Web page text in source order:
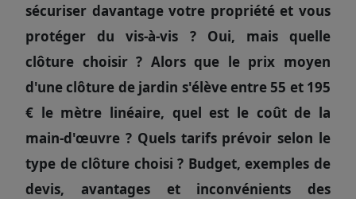
sécuriser davantage votre propriété et vous
protéger du vis-à-vis ? Oui, mais quelle
clôture choisir ? Alors que le prix moyen
d'une clôture de jardin s'élève entre 55 et 195
€ le mètre linéaire, quel est le coût de la
main-d'œuvre ? Quels tarifs prévoir selon le
type de clôture choisi ? Budget, exemples de
devis, avantages et inconvénients des